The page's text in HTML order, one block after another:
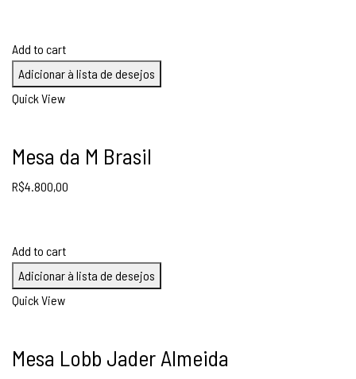
Add to cart
Adicionar à lista de desejos
Quick View
Mesa da M Brasil
R$4.800,00
Add to cart
Adicionar à lista de desejos
Quick View
Mesa Lobb Jader Almeida